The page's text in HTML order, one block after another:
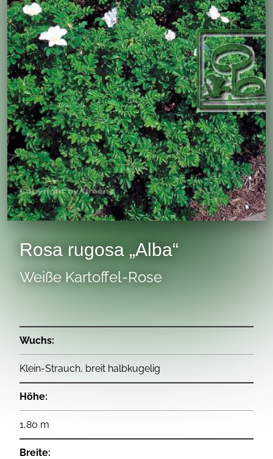
Rosa rugosa „Alba“
Weiße Kartoffel-Rose
Wuchs:
Klein-Strauch, breit halbkugelig
Höhe:
1,80 m
Breite: